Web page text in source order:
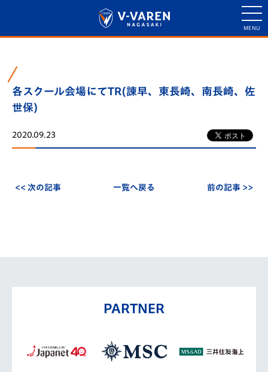
各スクール会場にてTR(諫早、東長崎、南長崎、佐
世保)
2020.09.23
<< 次の記事 一覧へ戻る 前の記事 >>
PARTNER